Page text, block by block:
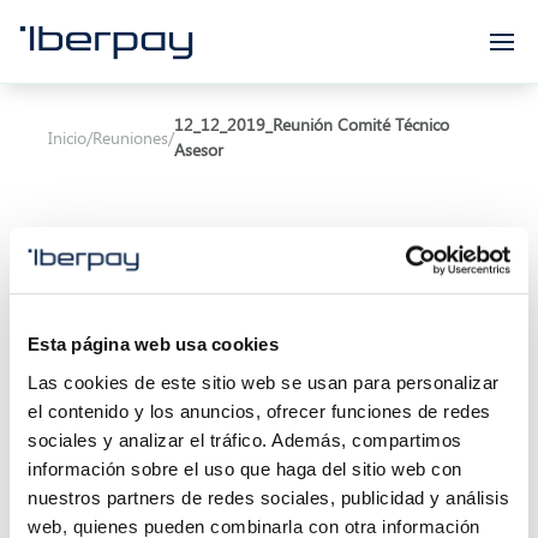
Esta página web usa cookies
Las cookies de este sitio web se usan para personalizar
el contenido y los anuncios, ofrecer funciones de redes
sociales y analizar el tráfico. Además, compartimos
información sobre el uso que haga del sitio web con
nuestros partners de redes sociales, publicidad y análisis
web, quienes pueden combinarla con otra información
Iberpay
Inicio/Reuniones/
12_12_2019_Reunión Comité Técnico
Asesor
Asunto:Reunión Comité Técnico Asesor
Inicio de la reunión:12/12/2019 11:00
Final de la reunión:12/12/2019 13:30
Localización: